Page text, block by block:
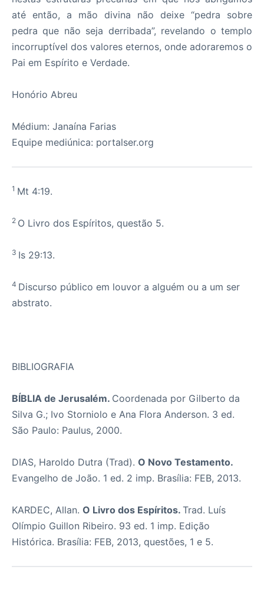
até então, a mão divina não deixe “pedra sobre
pedra que não seja derribada”, revelando o templo
incorruptível dos valores eternos, onde adoraremos o
Pai em Espírito e Verdade.
Honório Abreu
Médium: Janaína Farias
Equipe mediúnica: portalser.org
1 Mt 4:19.
2 O Livro dos Espíritos, questão 5.
3 Is 29:13.
4 Discurso público em louvor a alguém ou a um ser
abstrato.
BIBLIOGRAFIA
BÍBLIA de Jerusalém. Coordenada por Gilberto da
Silva G.; Ivo Storniolo e Ana Flora Anderson. 3 ed.
São Paulo: Paulus, 2000.
DIAS, Haroldo Dutra (Trad). O Novo Testamento.
Evangelho de João. 1 ed. 2 imp. Brasília: FEB, 2013.
KARDEC, Allan. O Livro dos Espíritos. Trad. Luís
Olímpio Guillon Ribeiro. 93 ed. 1 imp. Edição
Histórica. Brasília: FEB, 2013, questões, 1 e 5.